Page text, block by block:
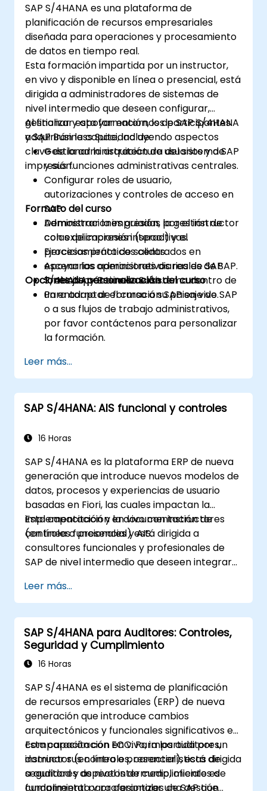
SAP S/4HANA es una plataforma de
planificación de recursos empresariales
diseñada para operaciones y procesamiento
de datos en tiempo real.
Esta formación impartida por un instructor,
en vivo y disponible en línea o presencial, está
dirigida a administradores de sistemas de
nivel intermedio que deseen configurar,
gestionar y apoyar entornos de SAP S/4HANA
y SAP Business Suite, incluyendo aspectos
clave de la administración de usuarios y de
impresión.
Al finalizar esta formación, los participantes
adquirirán la capacidad de:
Gestionar la arquitectura del sistema SAP
y sus funciones administrativas centrales.
Configurar roles de usuario,
autorizaciones y controles de acceso en
SAP.
Administrar la impresión, la gestión de
colas de impresión (spool) y el
procesamiento de salidas.
Apoyar las operaciones diarias de SAP
S/4HANA y Business Suite.
Formato del curso
Demostraciones guiadas por el instructor
con explicaciones interactivas.
Ejercicios prácticos centrados en
escenarios administrativos reales de SAP.
Trabajo práctico en el sistema dentro de
un entorno de formación SAP en vivo.
Opciones de personalización del curso
Para adaptar el curso a su paisaje de SAP
o a sus flujos de trabajo administrativos,
por favor contáctenos para personalizar
la formación.
Leer más...
SAP S/4HANA: AIS funcional y controles
16 Horas
SAP S/4HANA es la plataforma ERP de nueva
generación que introduce nuevos modelos de
datos, procesos y experiencias de usuario
basadas en Fiori, las cuales impactan la
implementación y la documentación de
controles funcionales y AIS.
Esta capacitación en vivo con instructores
(en línea o presencial) está dirigida a
consultores funcionales y profesionales de
SAP de nivel intermedio que deseen integrar
de FI/MM/SD/BP, diseñar y probar controles,
y generar evidencia lista para auditorías.
Leer más...
SAP S/4HANA para Auditores: Controles,
Seguridad y Cumplimiento
16 Horas
SAP S/4HANA es el sistema de planificación
de recursos empresariales (ERP) de nueva
generación que introduce cambios
arquitectónicos y funcionales significativos en
comparación con ECC. Para los auditores,
dominar sus controles, características de
seguridad y aspectos de cumplimiento es
fundamental para garantizar una gestión
Esta capacitación en vivo, impartida por un
instructor (en línea o presencial), está dirigida
a auditores de nivel intermedio, oficiales de
cumplimiento y profesionales de SAP que